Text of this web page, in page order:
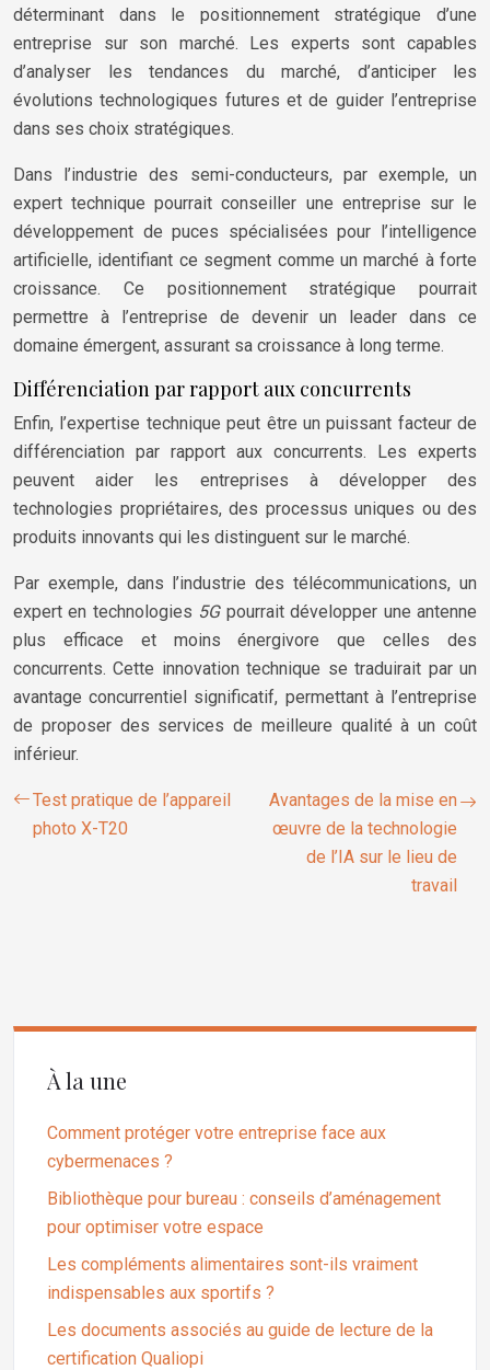
déterminant dans le positionnement stratégique d’une
entreprise sur son marché. Les experts sont capables
d’analyser les tendances du marché, d’anticiper les
évolutions technologiques futures et de guider l’entreprise
dans ses choix stratégiques.
Dans l’industrie des semi-conducteurs, par exemple, un
expert technique pourrait conseiller une entreprise sur le
développement de puces spécialisées pour l’intelligence
artificielle, identifiant ce segment comme un marché à forte
croissance. Ce positionnement stratégique pourrait
permettre à l’entreprise de devenir un leader dans ce
domaine émergent, assurant sa croissance à long terme.
Différenciation par rapport aux concurrents
Enfin, l’expertise technique peut être un puissant facteur de
différenciation par rapport aux concurrents. Les experts
peuvent aider les entreprises à développer des
technologies propriétaires, des processus uniques ou des
produits innovants qui les distinguent sur le marché.
Par exemple, dans l’industrie des télécommunications, un
expert en technologies 5G pourrait développer une antenne
plus efficace et moins énergivore que celles des
concurrents. Cette innovation technique se traduirait par un
avantage concurrentiel significatif, permettant à l’entreprise
de proposer des services de meilleure qualité à un coût
inférieur.
Test pratique de l’appareil
photo X-T20
Avantages de la mise en
œuvre de la technologie
de l’IA sur le lieu de
travail
À la une
Comment protéger votre entreprise face aux
cybermenaces ?
Bibliothèque pour bureau : conseils d’aménagement
pour optimiser votre espace
Les compléments alimentaires sont-ils vraiment
indispensables aux sportifs ?
Les documents associés au guide de lecture de la
certification Qualiopi